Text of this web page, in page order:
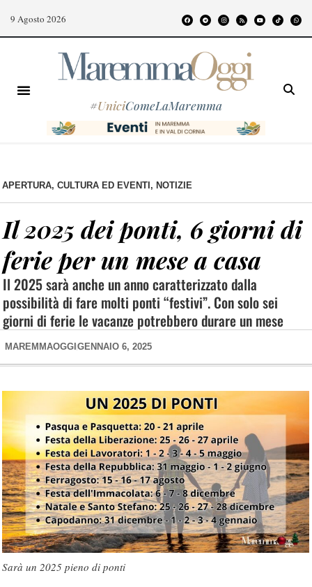
9 Agosto 2026
#UniciComeLaMaremma
APERTURA, CULTURA ED EVENTI , NOTIZIE
Il 2025 dei ponti, 6 giorni di
ferie per un mese a casa
Il 2025 sarà anche un anno caratterizzato dalla
possibilità di fare molti ponti “festivi”. Con solo sei
giorni di ferie le vacanze potrebbero durare un mese
MAREMMAOGGI GENNAIO 6, 2025
Sarà un 2025 pieno di ponti